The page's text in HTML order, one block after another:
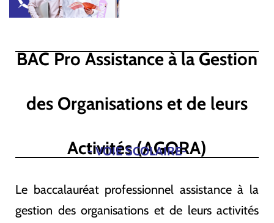
BAC Pro Assistance à la Gestion
des Organisations et de leurs
Activités (AGORA)
- VOIE SCOLAIRE-
Le baccalauréat professionnel assistance à la
gestion des organisations et de leurs activités